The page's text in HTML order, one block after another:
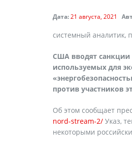
Дата:21 августа, 2021
системный аналитик,
США вводят санкции
используемых для
против участников
Об этом сообщает
nord-stream-2/ Указ,
некоторыми